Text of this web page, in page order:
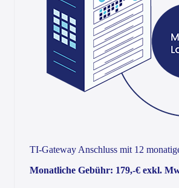
TI-Gateway Anschluss mit 12
Monatliche Gebühr: 179,-€ exkl.